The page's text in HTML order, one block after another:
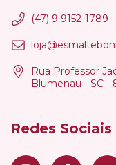
(47) 9 9152-1789
Rua Professor
Blumenau - SC -
Redes Sociais